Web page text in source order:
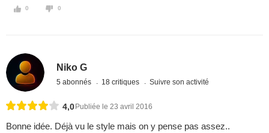
0 0
Niko G
5 abonnés 18 critiques Suivre son activité
4,0 Publiée le 23 avril 2016
Bonne idée. Déjà vu le style mais on y pense pas assez..